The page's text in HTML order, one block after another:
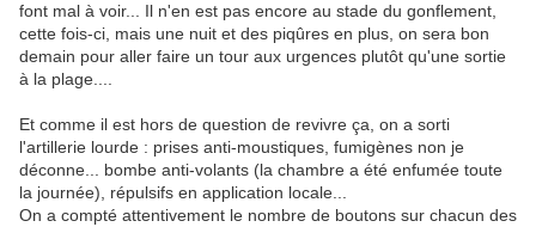
font mal à voir... Il n'en est pas encore au stade du gonflement,
cette fois-ci, mais une nuit et des piqûres en plus, on sera bon
demain pour aller faire un tour aux urgences plutôt qu'une sortie
à la plage....
Et comme il est hors de question de revivre ça, on a sorti
l'artillerie lourde : prises anti-moustiques, fumigènes non je
déconne... bombe anti-volants (la chambre a été enfumée toute
la journée), répulsifs en application locale...
On a compté attentivement le nombre de boutons sur chacun des